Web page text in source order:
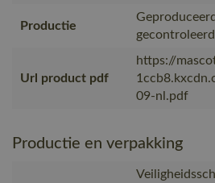
Productie
Url product pdf
https://
09-nl.pdf
Productie en verpakking